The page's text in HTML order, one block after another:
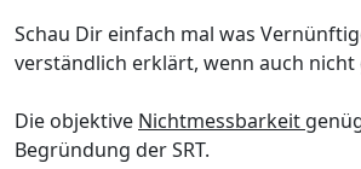
Schau Dir einfach mal was
verständlich erklärt, wenn auch nicht
Die objektive Nichtmessbarkeit
Begründung der SRT.